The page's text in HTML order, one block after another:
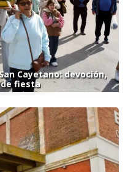
Cayetano: devoción,
fiesta